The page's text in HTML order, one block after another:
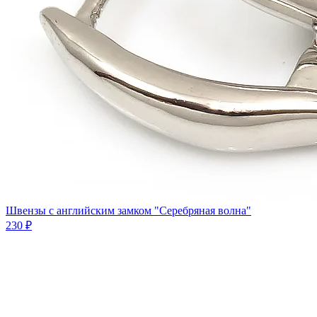
Швензы с английским замком "Серебряная волна"
230 ₽